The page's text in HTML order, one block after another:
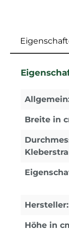
Breite in
Hersteller:
Höhe in